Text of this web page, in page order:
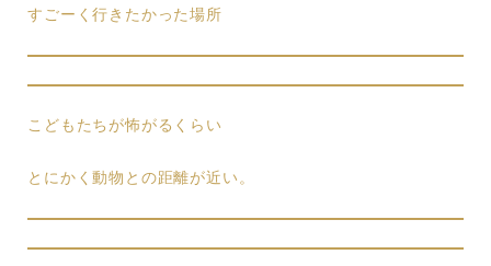
すごーく行きたかった場所
こどもたちが怖がるくらい
とにかく動物との距離が近い。